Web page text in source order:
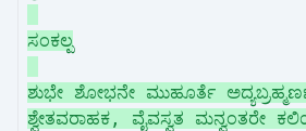
ಸಂಕಲ್ಪ
ಶುಭೇ ಶೋಭನೇ ಮುಹೂರ್ತೆ
ಶ್ವೇತವರಾಹಕ, ವೈವಸ್ವತ ಮನ್ವಂತರೇ